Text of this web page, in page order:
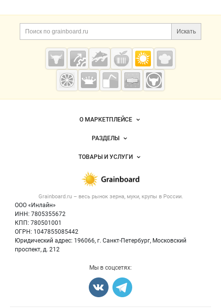
Дополнительная информация
Поиск по сайту и
Искать
Cсылки на полезные проекты
Grainboard.ru
— зерно и
мука
Важные разделы и контакты
Grainboard.ru – весь рынок зерна, муки, крупы в России.
ООО «Инлайн»
ИНН: 7805355672
КПП: 780501001
ОГРН: 1047855085442
Юридический адрес: 196066, г. Санкт-Петербург, Московский
проспект, д. 212
Навигация по сайтуО МАРКЕТПЛЕЙСЕ
Новости Grainboard.ru
Размещение рекламы
Публичная оферта
Контактная информация
Политика обработки персональных данных
РАЗДЕЛЫ
Объявления
Новости рынка
ТОВАРЫ И УСЛУГИ
Крупы
Мука
Мы в соцсетях: